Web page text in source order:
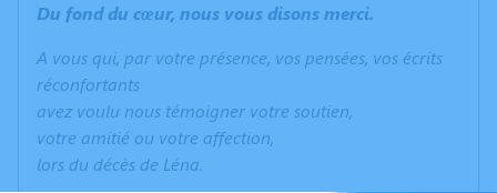
Du fond du cœur, nous vous disons merci.
A vous qui, par votre présence, vos pensées, vos écrits
réconfortants
avez voulu nous témoigner votre soutien,
votre amitié ou votre affection,
lors du décès de Léna.